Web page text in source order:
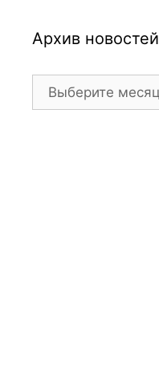
Архив новостей
Архив
новостей